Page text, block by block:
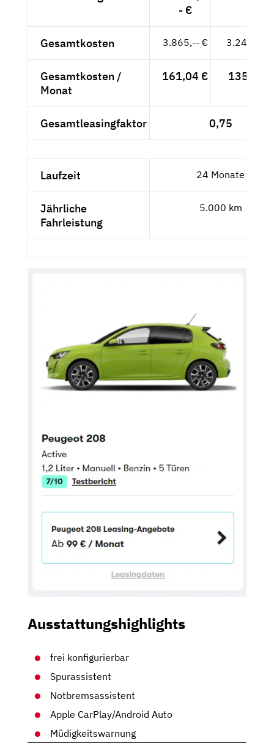
- €
Gesamtkosten 3.865,-- € 3.247,90
Gesamtkosten /
Monat
161,04 € 135,33 €
Gesamtleasingfaktor 0,75
Laufzeit 24 Monate
Jährliche
Fahrleistung
5.000 km
Ausstattungshighlights
frei konfigurierbar
Spurassistent
Notbremsassistent
Apple CarPlay/Android Auto
Müdigkeitswarnung